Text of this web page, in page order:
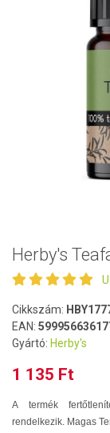
Herby's
Cikkszám:
EAN:
Gyártó: Herby's
1 135 Ft
A termék
rendelkezik. Magas